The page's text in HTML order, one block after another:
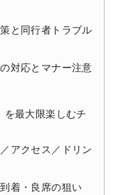
と同行者トラブル
対応とマナー注意
を最大限楽しむチ
アクセス／ドリン
着・良席の狙い